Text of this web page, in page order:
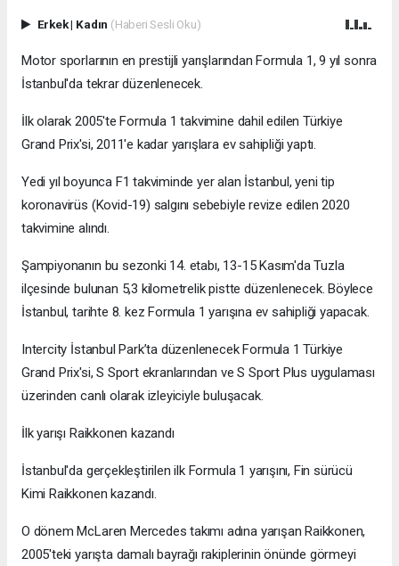
Erkek| Kadın (Haberi Sesli Oku)
Motor sporlarının en prestijli yarışlarından Formula 1, 9 yıl sonra
İstanbul'da tekrar düzenlenecek.
İlk olarak 2005'te Formula 1 takvimine dahil edilen Türkiye
Grand Prix'si, 2011'e kadar yarışlara ev sahipliği yaptı.
Yedi yıl boyunca F1 takviminde yer alan İstanbul, yeni tip
koronavirüs (Kovid-19) salgını sebebiyle revize edilen 2020
takvimine alındı.
Şampiyonanın bu sezonki 14. etabı, 13-15 Kasım'da Tuzla
ilçesinde bulunan 5,3 kilometrelik pistte düzenlenecek. Böylece
İstanbul, tarihte 8. kez Formula 1 yarışına ev sahipliği yapacak.
Intercity İstanbul Park’ta düzenlenecek Formula 1 Türkiye
Grand Prix'si, S Sport ekranlarından ve S Sport Plus uygulaması
üzerinden canlı olarak izleyiciyle buluşacak.
İlk yarışı Raikkonen kazandı
İstanbul'da gerçekleştirilen ilk Formula 1 yarışını, Fin sürücü
Kimi Raikkonen kazandı.
O dönem McLaren Mercedes takımı adına yarışan Raikkonen,
2005'teki yarışta damalı bayrağı rakiplerinin önünde görmeyi